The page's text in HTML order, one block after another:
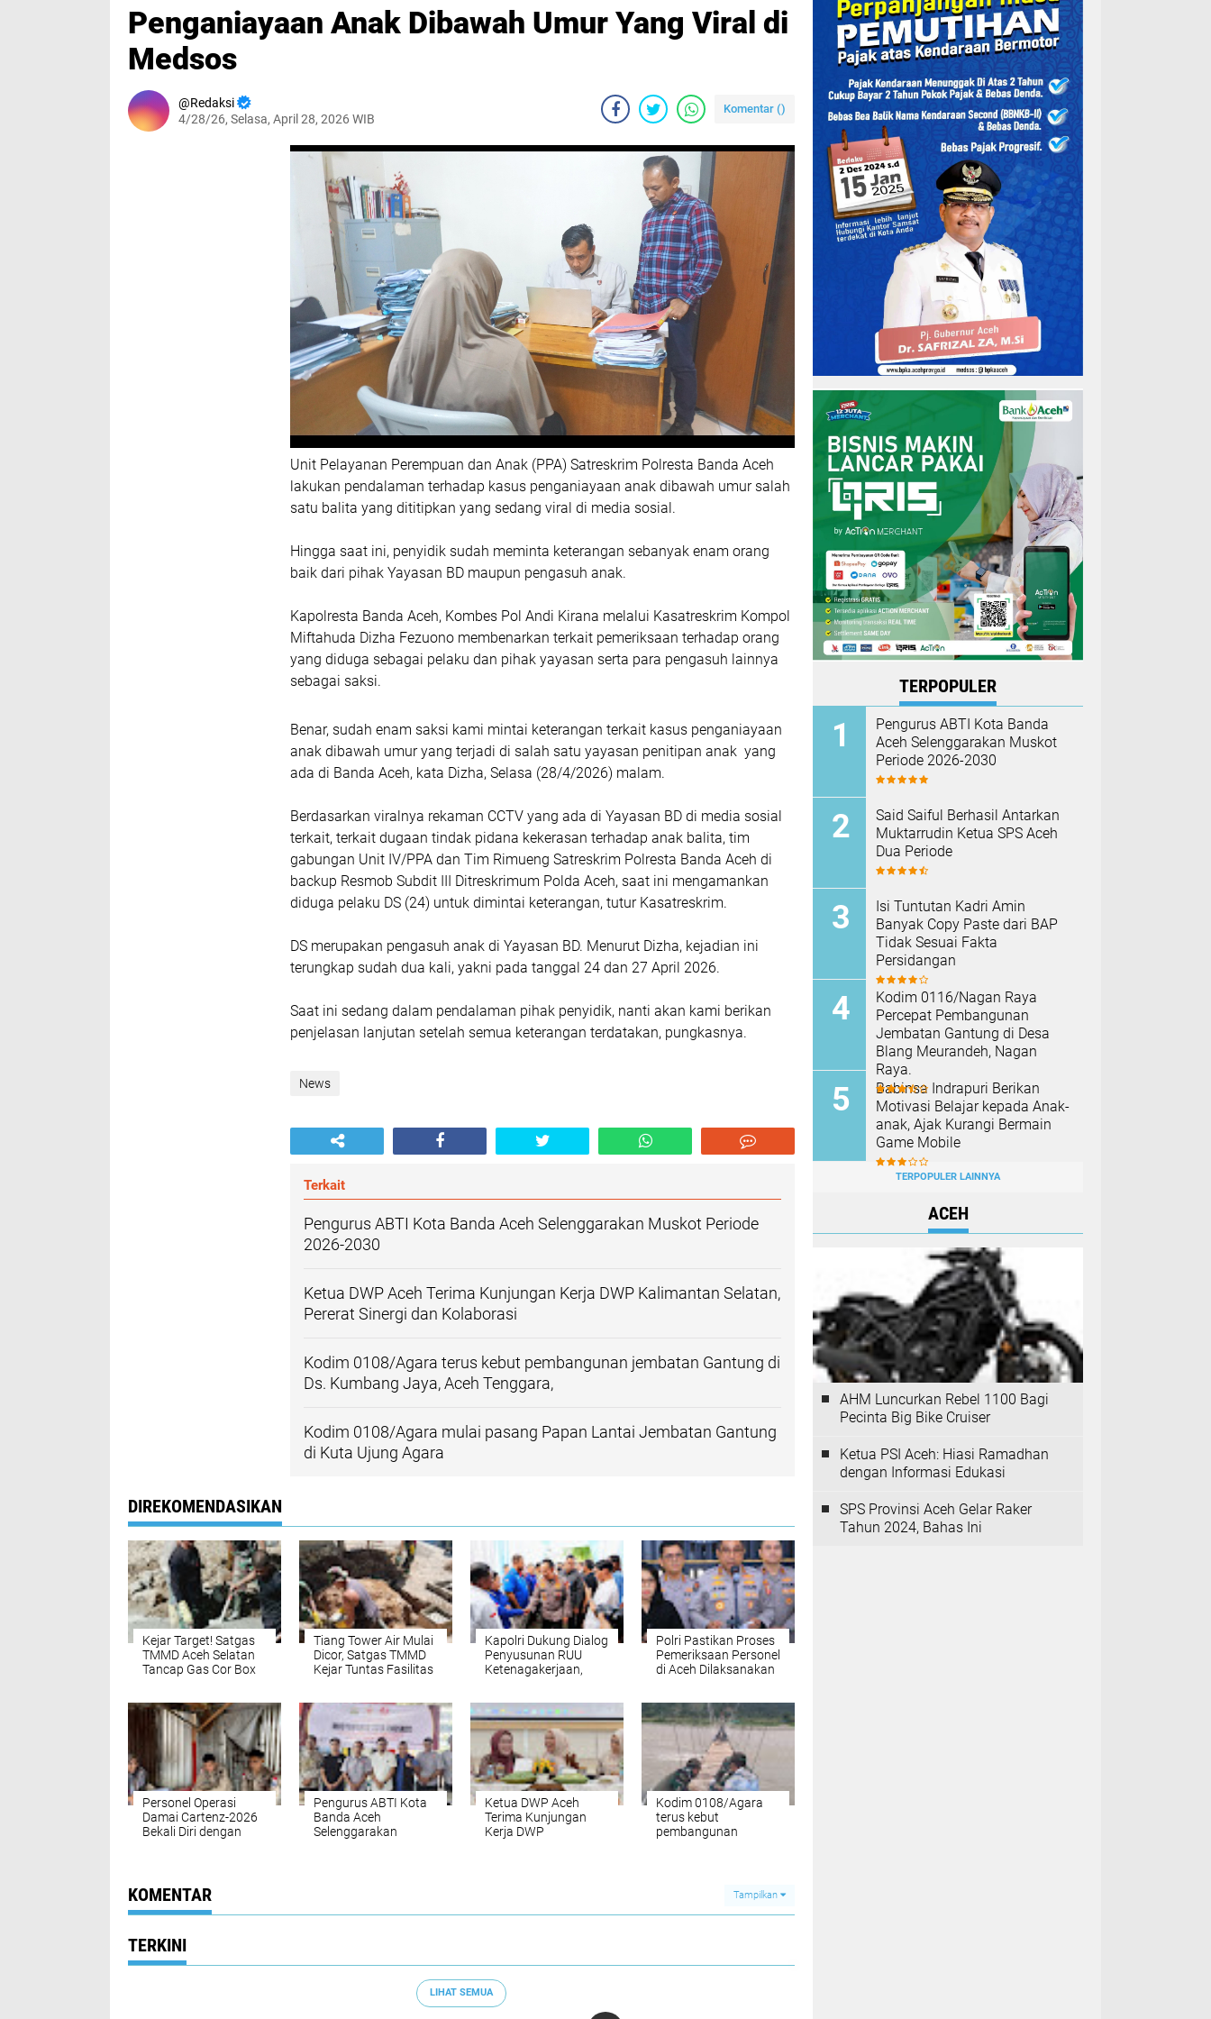
Penganiayaan Anak Dibawah Umur Yang Viral di
Medsos
Redaksi
4/28/26, Selasa, April 28, 2026 WIB
Komentar ()
Unit Pelayanan Perempuan dan Anak (PPA) Satreskrim Polresta Banda Aceh
lakukan pendalaman terhadap kasus penganiayaan anak dibawah umur salah
satu balita yang dititipkan yang sedang viral di media sosial.
Hingga saat ini, penyidik sudah meminta keterangan sebanyak enam orang
baik dari pihak Yayasan BD maupun pengasuh anak.
Kapolresta Banda Aceh, Kombes Pol Andi Kirana melalui Kasatreskrim Kompol
Miftahuda Dizha Fezuono membenarkan terkait pemeriksaan terhadap orang
yang diduga sebagai pelaku dan pihak yayasan serta para pengasuh lainnya
sebagai saksi.
Benar, sudah enam saksi kami mintai keterangan terkait kasus penganiayaan
anak dibawah umur yang terjadi di salah satu yayasan penitipan anak yang
ada di Banda Aceh, kata Dizha, Selasa (28/4/2026) malam.
Berdasarkan viralnya rekaman CCTV yang ada di Yayasan BD di media sosial
terkait, terkait dugaan tindak pidana kekerasan terhadap anak balita, tim
gabungan Unit IV/PPA dan Tim Rimueng Satreskrim Polresta Banda Aceh di
backup Resmob Subdit III Ditreskrimum Polda Aceh, saat ini mengamankan
diduga pelaku DS (24) untuk dimintai keterangan, tutur Kasatreskrim.
DS merupakan pengasuh anak di Yayasan BD. Menurut Dizha, kejadian ini
terungkap sudah dua kali, yakni pada tanggal 24 dan 27 April 2026.
Saat ini sedang dalam pendalaman pihak penyidik, nanti akan kami berikan
penjelasan lanjutan setelah semua keterangan terdatakan, pungkasnya.
News
Terkait
Pengurus ABTI Kota Banda Aceh Selenggarakan Muskot Periode
2026-2030
Ketua DWP Aceh Terima Kunjungan Kerja DWP Kalimantan Selatan,
Pererat Sinergi dan Kolaborasi
Kodim 0108/Agara terus kebut pembangunan jembatan Gantung di
Ds. Kumbang Jaya, Aceh Tenggara,
Kodim 0108/Agara mulai pasang Papan Lantai Jembatan Gantung
di Kuta Ujung Agara
DIREKOMENDASIKAN
Kejar Target! Satgas
TMMD Aceh Selatan
Tancap Gas Cor Box
Tiang Tower Air Mulai
Dicor, Satgas TMMD
Kejar Tuntas Fasilitas
Kapolri Dukung Dialog
Penyusunan RUU
Ketenagakerjaan,
Polri Pastikan Proses
Pemeriksaan Personel
di Aceh Dilaksanakan
Personel Operasi
Damai Cartenz-2026
Bekali Diri dengan
dan Kesejahteraan
Anggota
Pengurus ABTI Kota
Banda Aceh
Selenggarakan
Ketua DWP Aceh
Terima Kunjungan
Kerja DWP
Kodim 0108/Agara
terus kebut
pembangunan
KOMENTAR Tampilkan
TERKINI
LIHAT SEMUA
TERPOPULER
Pengurus ABTI Kota Banda
Aceh Selenggarakan Muskot
Periode 2026-2030
Said Saiful Berhasil Antarkan
Muktarrudin Ketua SPS Aceh
Dua Periode
Isi Tuntutan Kadri Amin
Banyak Copy Paste dari BAP
Tidak Sesuai Fakta
Persidangan
Kodim 0116/Nagan Raya
Percepat Pembangunan
Jembatan Gantung di Desa
Blang Meurandeh, Nagan
Raya.
Babinsa Indrapuri Berikan
Motivasi Belajar kepada Anak-
anak, Ajak Kurangi Bermain
Game Mobile
TERPOPULER LAINNYA
ACEH
AHM Luncurkan Rebel 1100 Bagi
Pecinta Big Bike Cruiser
Ketua PSI Aceh: Hiasi Ramadhan
dengan Informasi Edukasi
SPS Provinsi Aceh Gelar Raker
Tahun 2024, Bahas Ini